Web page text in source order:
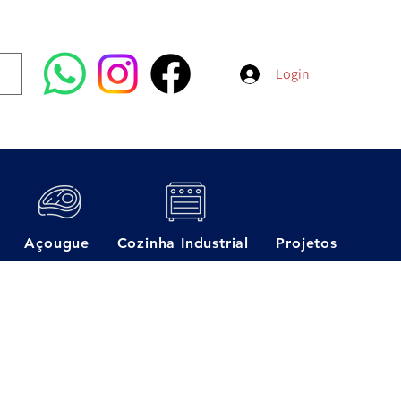
Login
Açougue Cozinha Industrial Projetos